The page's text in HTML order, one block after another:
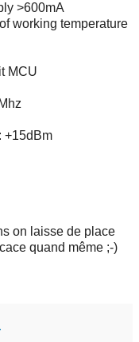
>600mA
working temperature
MCU
+15dBm
on laisse de place
quand même ;-)